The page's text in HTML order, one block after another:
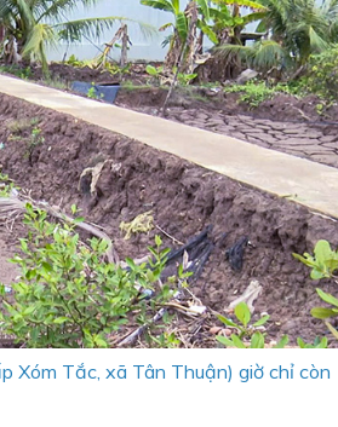
Xóm Tắc, xã Tân Thuận) giờ chỉ còn